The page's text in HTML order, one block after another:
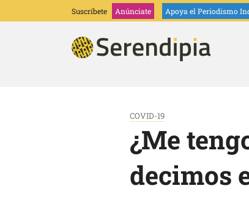
Suscríbete Anúnciate Apoya el Periodismo
COVID-19
¿Me
decimos